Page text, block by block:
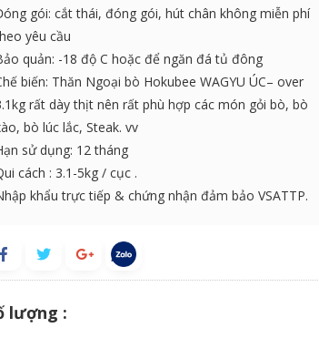
gói: cắt thái, đóng gói, hút chân không miễn phí
yêu cầu
quản: -18 độ C hoặc để ngăn đá tủ đông
biến: Thăn Ngoại bò Hokubee WAGYU ÚC– over
rất dày thịt nên rất phù hợp các món gỏi bò, bò
bò lúc lắc, Steak. vv
sử dụng: 12 tháng
cách : 3.1-5kg / cục .
khẩu trực tiếp & chứng nhận đảm bảo VSATTP.
lượng :